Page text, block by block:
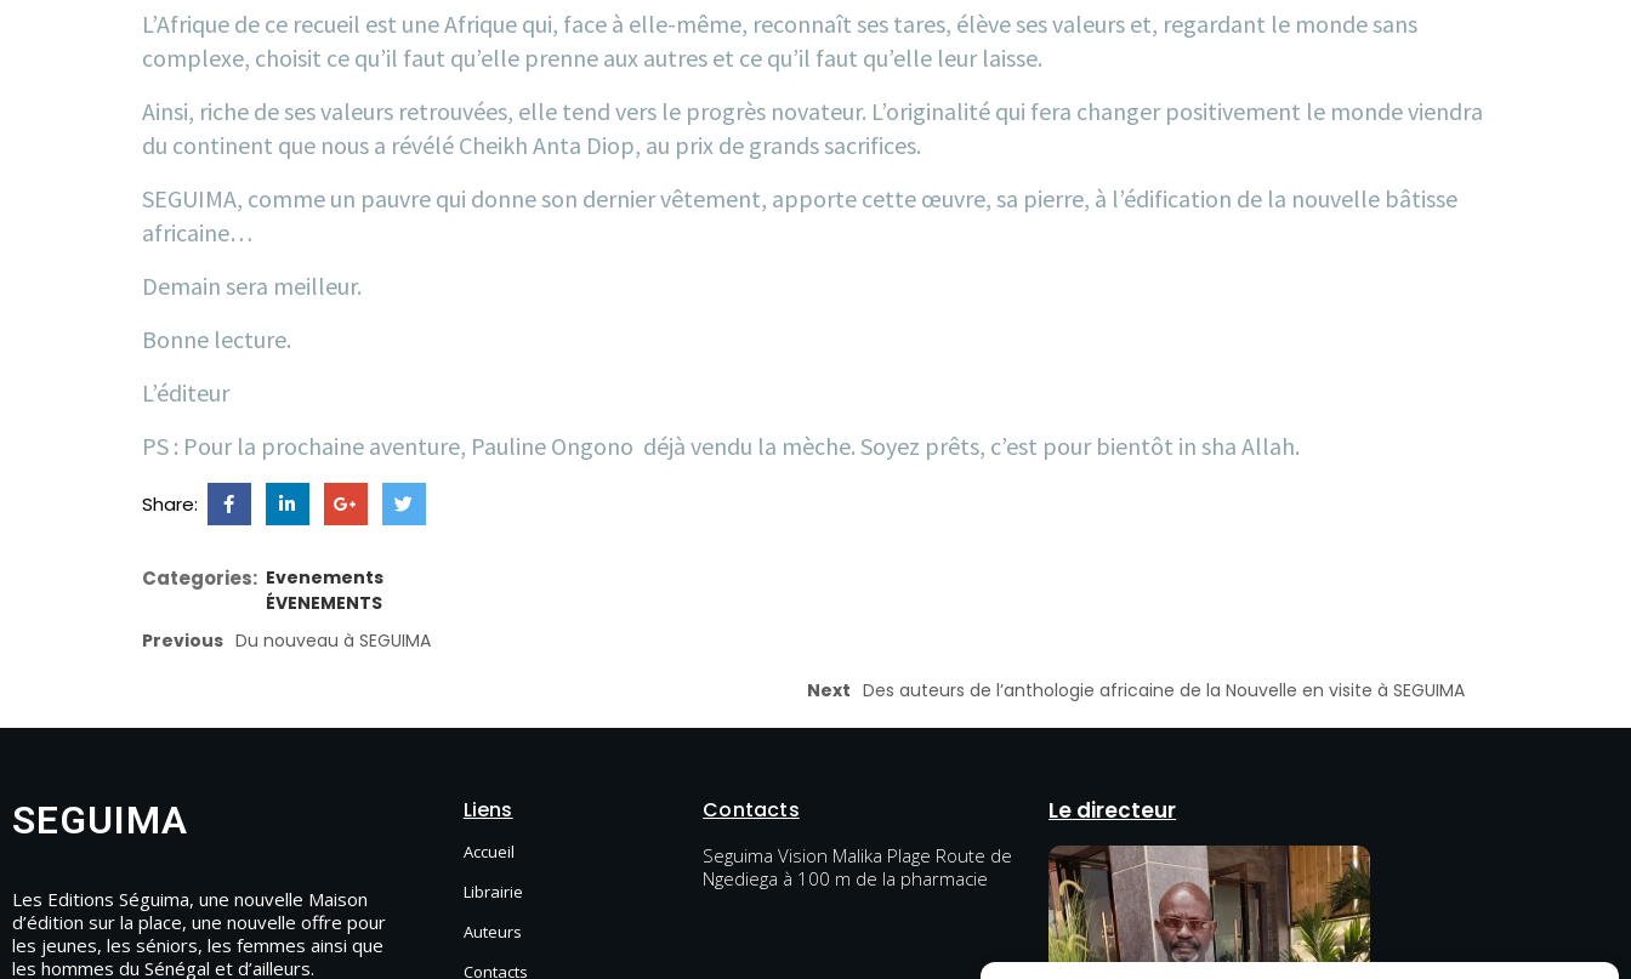
L’Afrique de ce recueil est une Afrique qui, face à elle-même, reconnaît ses tares, élève ses valeurs et, regardant le monde sans
complexe, choisit ce qu’il faut qu’elle prenne aux autres et ce qu’il faut qu’elle leur laisse.
Ainsi, riche de ses valeurs retrouvées, elle tend vers le progrès novateur. L’originalité qui fera changer positivement le monde viendra
du continent que nous a révélé Cheikh Anta Diop, au prix de grands sacrifices.
SEGUIMA, comme un pauvre qui donne son dernier vêtement, apporte cette œuvre, sa pierre, à l’édification de la nouvelle bâtisse
africaine…
Demain sera meilleur.
Bonne lecture.
L’éditeur
PS : Pour la prochaine aventure, Pauline Ongono déjà vendu la mèche. Soyez prêts, c’est pour bientôt in sha Allah.
Share:
Categories: Evenements
ÉVENEMENTS
Previous Du nouveau à SEGUIMA
Next Des auteurs de l’anthologie africaine de la Nouvelle en visite à SEGUIMA
SEGUIMA
Les Editions Séguima, une nouvelle Maison
d’édition sur la place, une nouvelle offre pour
les jeunes, les séniors, les femmes ainsi que
les hommes du Sénégal et d’ailleurs.
Liens
Accueil
Librairie
Auteurs
Contacts
Contacts
Seguima Vision Malika Plage Route de
Ngediega à 100 m de la pharmacie
Le directeur